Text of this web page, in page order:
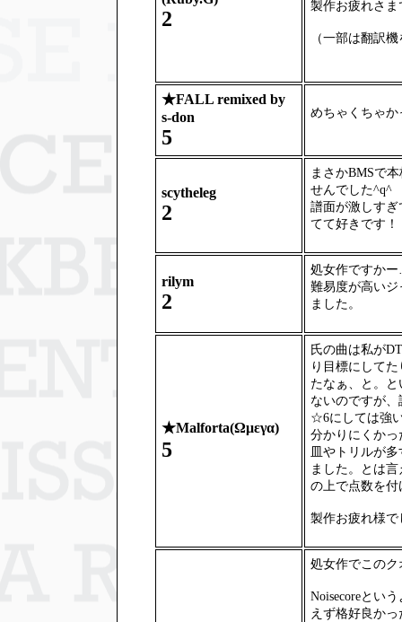
2
製作お疲れさま
（一部は翻訳
★FALL remixed by
s-don
5
めちゃくちゃ
scytheleg
2
まさかBMSで
せんでした^q^
譜面が激しす
てて好きです！
rilym
2
処女作ですか
難易度が高い
ました。
★Malforta(Ωμεγα)
5
氏の曲は私が
り目標にして
たなぁ、と。
ないのですが
☆6にしては強
分かりにくか
皿やトリルが
ました。とは
の上で点数を
製作お疲れ様で
処女作でこの
Noisecoreとい
えず格好良か